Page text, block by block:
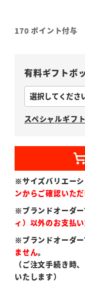
170 ポイント付与
有料ギフトボ
スペシャルギフ
※サイズバリエーシ
ンからご確認いた
※ブランドオーダー
ィ）以外のお支払
※ブランドオーダー
ません。
（ご注文手続き時
いたします）